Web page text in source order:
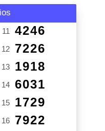
11 4246
12 7226
13 1918
14 6031
15 1729
16 7922